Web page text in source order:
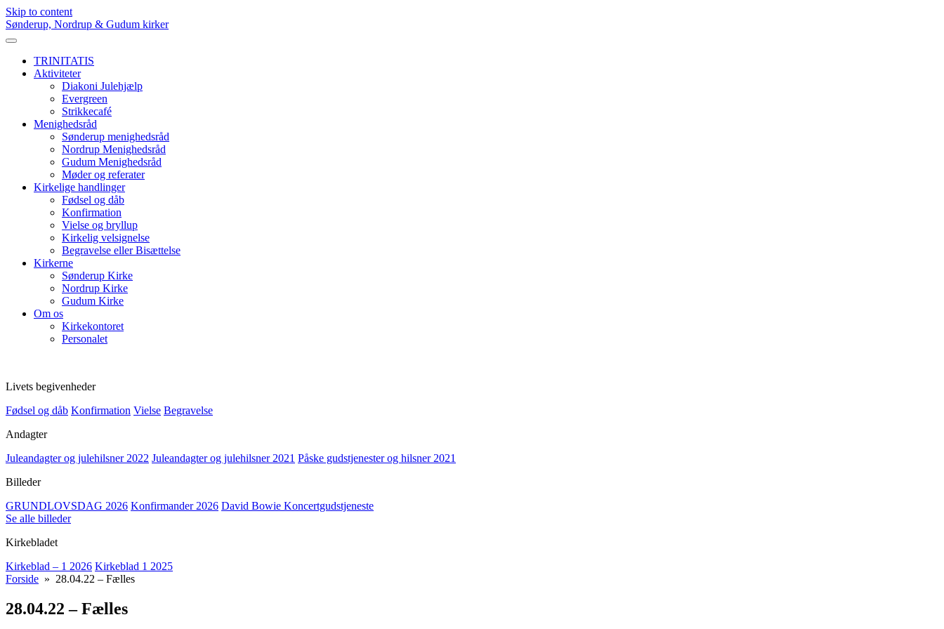
Skip to content
Sønderup, Nordrup & Gudum kirker
TRINITATIS
Aktiviteter
Diakoni Julehjælp
Evergreen
Strikkecafé
Menighedsråd
Sønderup menighedsråd
Nordrup Menighedsråd
Gudum Menighedsråd
Møder og referater
Kirkelige handlinger
Fødsel og dåb
Konfirmation
Vielse og bryllup
Kirkelig velsignelse
Begravelse eller Bisættelse
Kirkerne
Sønderup Kirke
Nordrup Kirke
Gudum Kirke
Om os
Kirkekontoret
Personalet
Livets begivenheder
Fødsel og dåb Konfirmation Vielse Begravelse
Andagter
Juleandagter og julehilsner 2022 Juleandagter og julehilsner 2021 Påske gudstjenester og hilsner 2021
Billeder
GRUNDLOVSDAG 2026 Konfirmander 2026 David Bowie Koncertgudstjeneste
Se alle billeder
Kirkebladet
Kirkeblad – 1 2026 Kirkeblad 1 2025
Forside » 28.04.22 – Fælles
28.04.22 – Fælles